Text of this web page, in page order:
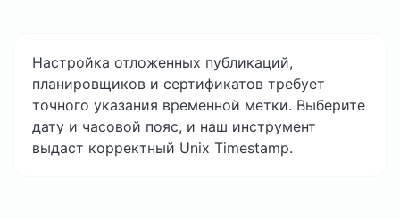
Настройка отложенных публикаций,
планировщиков и сертификатов требует
точного указания временной метки. Выберите
дату и часовой пояс, и наш инструмент
выдаст корректный Unix Timestamp.